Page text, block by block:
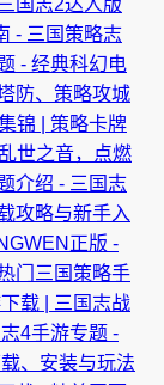
- 三国策略志
- 经典科幻电
防、策略攻城
锦 | 策略卡牌
世之音，点燃
介绍 - 三国志
攻略与新手入
正版 -
门三国策略手
载 | 三国志战
4手游专题 -
、安装与玩法